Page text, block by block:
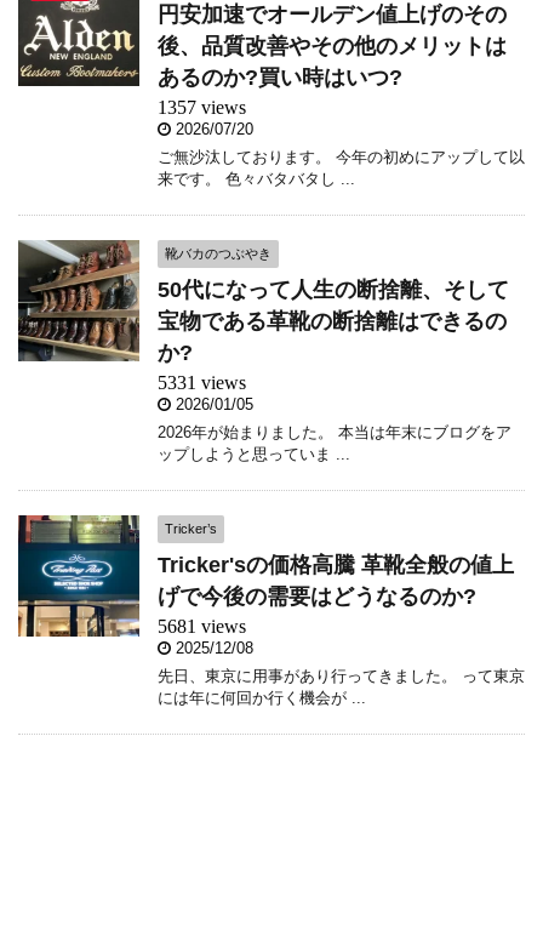
円安加速でオールデン値上げのその
後、品質改善やその他のメリットは
あるのか?買い時はいつ?
1357 views
2026/07/20
ご無沙汰しております。 今年の初めにアップして以
来です。 色々バタバタし ...
靴バカのつぶやき
50代になって人生の断捨離、そして
宝物である革靴の断捨離はできるの
か?
5331 views
2026/01/05
2026年が始まりました。 本当は年末にブログをア
ップしようと思っていま ...
Tricker’s
Tricker'sの価格高騰 革靴全般の値上
げで今後の需要はどうなるのか?
5681 views
2025/12/08
先日、東京に用事があり行ってきました。 って東京
には年に何回か行く機会が ...